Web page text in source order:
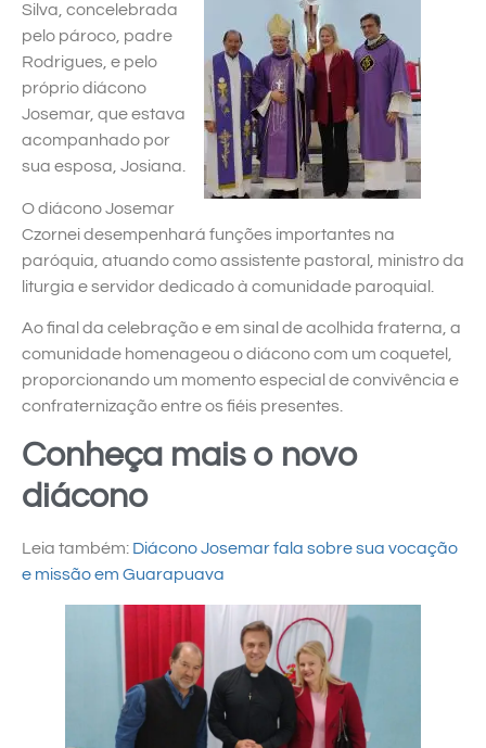
Silva, concelebrada
pelo pároco, padre
Rodrigues, e pelo
próprio diácono
Josemar, que estava
acompanhado por
sua esposa, Josiana.
O diácono Josemar
Czornei desempenhará funções importantes na
paróquia, atuando como assistente pastoral, ministro da
liturgia e servidor dedicado à comunidade paroquial.
Ao final da celebração e em sinal de acolhida fraterna, a
comunidade homenageou o diácono com um coquetel,
proporcionando um momento especial de convivência e
confraternização entre os fiéis presentes.
Conheça mais o novo
diácono
Leia também: Diácono Josemar fala sobre sua vocação
e missão em Guarapuava